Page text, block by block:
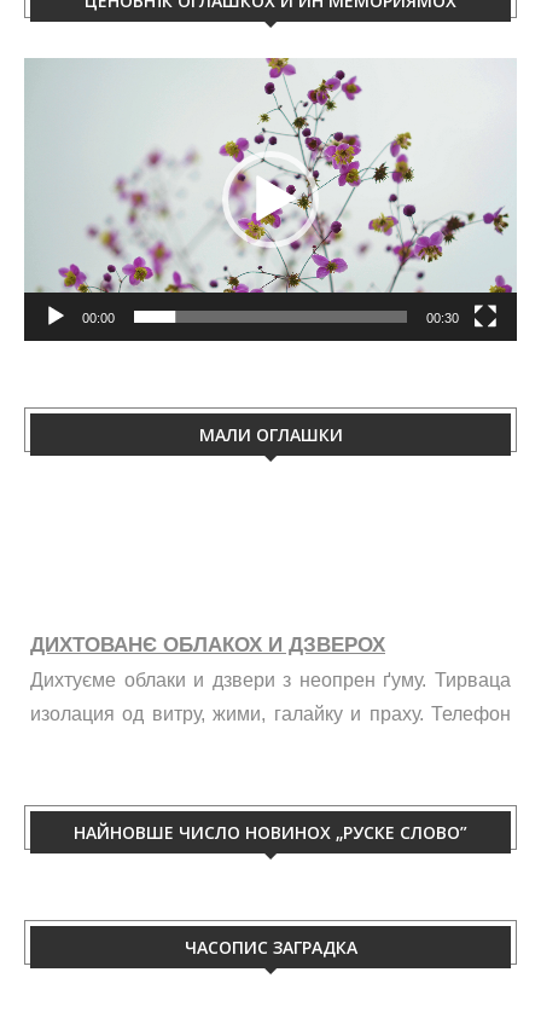
00:00 00:30
МАЛИ ОГЛАШКИ
ДИХТОВАНЄ ОБЛАКОХ И ДЗВЕРОХ
Дихтуєме облаки и дзвери з неопрен ґуму. Тирваца
изолация од витру, жими, галайку и праху. Телефон
НАЙНОВШЕ ЧИСЛО НОВИНОХ „РУСКЕ СЛОВО”
ЧАСОПИС ЗАГРАДКА